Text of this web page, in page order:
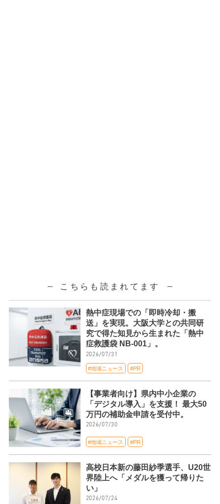
こちらも読まれてます
熱中症現場での「即時冷却・搬
送」を実現。大阪大学との共同研
究で得た知見から生まれた「熱中
症救護袋 NB-001」。
2026/07/31
#地域ニュース #PR
【事業者向け】県内中小企業の
「デジタル導入」を支援！ 最大50
万円の補助金申請を受付中。
2026/07/30
#地域ニュース #PR
高校日本新の藤田紗季選手、U20世
界陸上へ「メダルを獲って帰りた
い」
2026/07/24